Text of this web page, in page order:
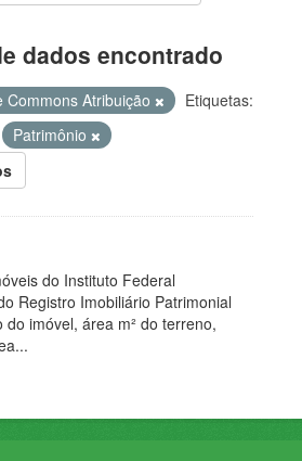
dados encontrado
Commons Atribuição
Etiquetas:
Patrimônio
do Instituto Federal
Registro Imobiliário Patrimonial
do imóvel, área m² do terreno,